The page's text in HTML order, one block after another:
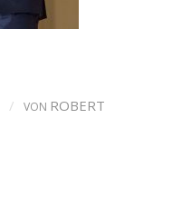
/ VON ROBERT